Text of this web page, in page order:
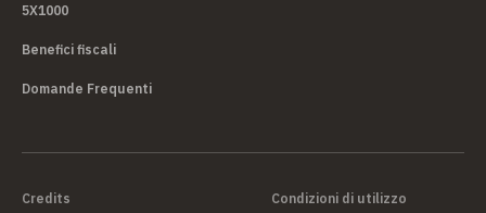
5X1000
Benefici fiscali
Domande Frequenti
Credits Condizioni di utilizzo